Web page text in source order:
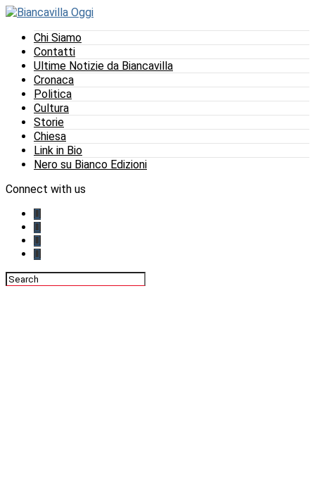
Chi Siamo
Contatti
Ultime Notizie da Biancavilla
Cronaca
Politica
Cultura
Storie
Chiesa
Link in Bio
Nero su Bianco Edizioni
Connect with us